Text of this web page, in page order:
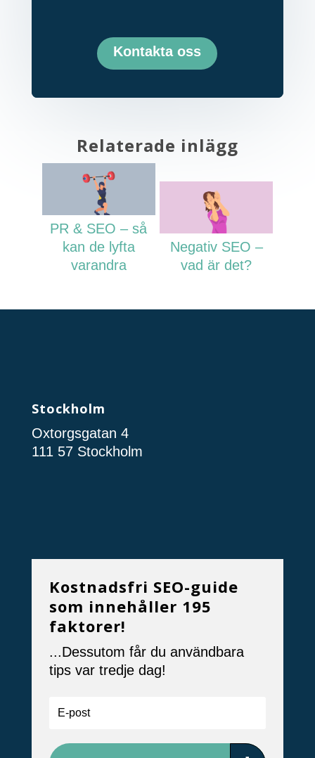
Kontakta oss
Relaterade inlägg
PR & SEO – så
kan de lyfta
varandra
Negativ SEO –
vad är det?
Stockholm
Oxtorgsgatan 4
111 57 Stockholm
Kostnadsfri SEO-guide
som innehåller 195
faktorer!
...Dessutom får du användbara
tips var tredje dag!